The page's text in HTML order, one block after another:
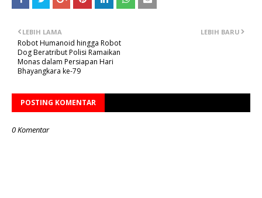
LEBIH BARU
LEBIH LAMA
Robot Humanoid hingga Robot
Dog Beratribut Polisi Ramaikan
Monas dalam Persiapan Hari
Bhayangkara ke-79
POSTING KOMENTAR
0 Komentar